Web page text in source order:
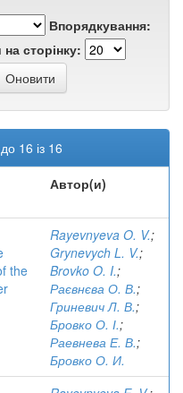
Впорядкування:
сторінку:
16 із 16
Автор(и)
the
Rayevnyeva O. V.;
Grynevych L. V.;
Brovko O. I.;
Раєвнєва О. В.;
Гриневич Л. В.;
Бровко О. І.;
Раевнева Е. В.;
Бровко О. И.